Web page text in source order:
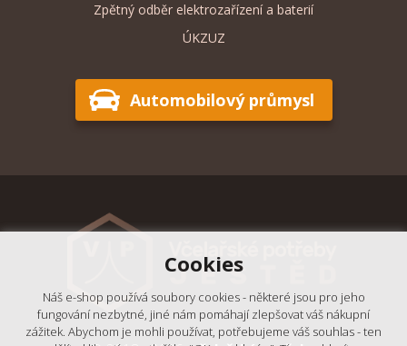
Zpětný odběr elektrozařízení a baterií
ÚKZUZ
Automobilový průmysl
Cookies
Náš e-shop používá soubory cookies - některé jsou pro jeho
fungování nezbytné, jiné nám pomáhají zlepšovat váš nákupní
zážitek. Abychom je mohli používat, potřebujeme váš souhlas - ten